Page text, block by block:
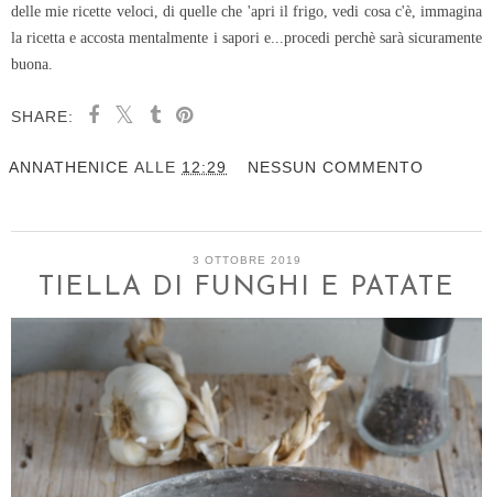
delle mie ricette veloci, di quelle che 'apri il frigo, vedi cosa c'è, immagina
la ricetta e accosta mentalmente i sapori e...procedi perchè sarà sicuramente
buona.
SHARE:
ANNATHENICE ALLE 12:29 NESSUN COMMENTO
3 OTTOBRE 2019
TIELLA DI FUNGHI E PATATE